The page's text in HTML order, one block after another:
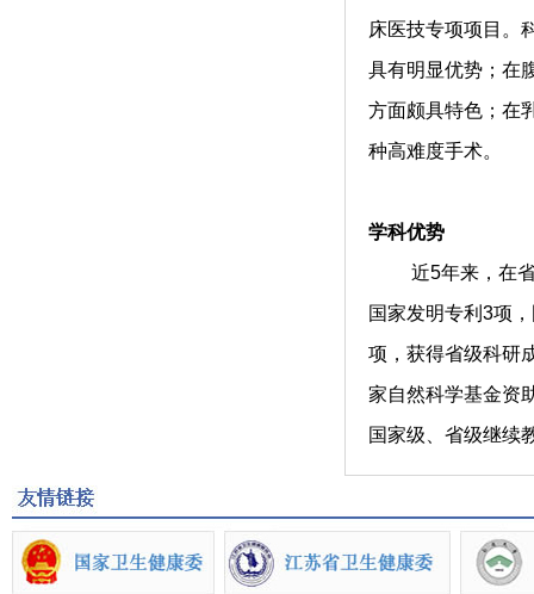
床医技专项项目。
具有明显优势；在
方面颇具特色；在
种高难度手术。
学科优势
近5年来，在省级
国家发明专利3项
项，获得省级科研
家自然科学基金资
国家级、省级继续